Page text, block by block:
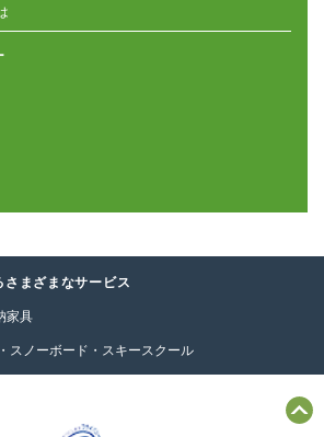
まざまなサービス
家具
スノーボード・スキースクール